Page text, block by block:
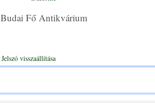
Budai Fő Antikvárium
Jelszó visszaállítása